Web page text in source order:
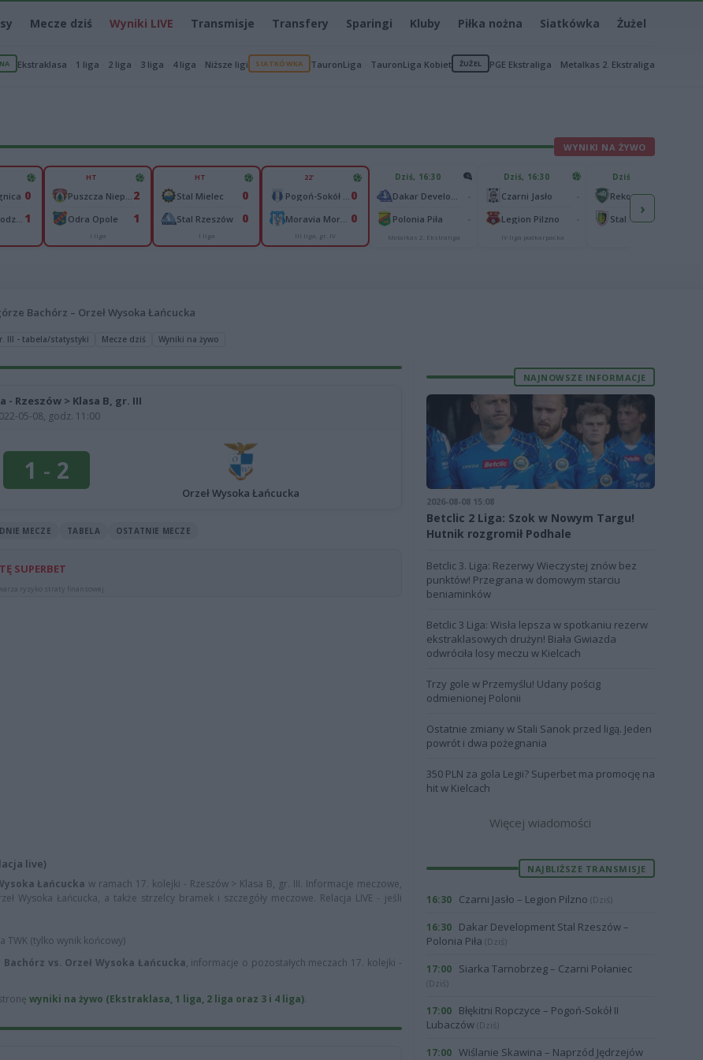
Mecze dziś Wyniki LIVE Transmisje Transfery Sparingi Kluby Piłka nożna Siatkówka Żużel
Ekstraklasa 1 liga 2 liga 3 liga 4 liga Niższe ligi SIATKÓWKA TauronLiga TauronLiga Kobiet ŻUŻEL PGE Ekstraliga Metalkas 2. Ekstraliga
WYNIKI NA ŻYWO
0
1
HT
2
Odra Opole 1
I liga
HT
Stal Mielec 0
Stal Rzeszów 0
I liga
22'
0
0
III liga, gr. IV
Dziś, 16:30
Polonia Piła
Metalkas 2. Ekstraliga
Dziś, 16:30
Czarni Jasło
Legion Pilzno
IV liga podkarpacka
Dziś, 17:00
›
Bachórz – Orzeł Wysoka Łańcucka
III - tabela/statystyki Mecze dziś Wyniki na żywo
- Rzeszów > Klasa B, gr. III
05-08, godz. 11:00
1 - 2
Orzeł Wysoka Łańcucka
MECZE TABELA OSTATNIE MECZE
SUPERBET
ryzyko straty finansowej.
live)
Łańcucka w ramach 17. kolejki - Rzeszów > Klasa B, gr. III. Informacje meczowe,
Wysoka Łańcucka, a także strzelcy bramek i szczegóły meczowe. Relacja LIVE - jeśli
TWK (tylko wynik końcowy)
Bachórz vs. Orzeł Wysoka Łańcucka, informacje o pozostałych meczach 17. kolejki -
wyniki na żywo (Ekstraklasa, 1 liga, 2 liga oraz 3 i 4 liga).
NAJNOWSZE INFORMACJE
2026-08-08 15:08
Betclic 2 Liga: Szok w Nowym Targu!
Hutnik rozgromił Podhale
Betclic 3. Liga: Rezerwy Wieczystej znów bez
punktów! Przegrana w domowym starciu
beniaminków
Betclic 3 Liga: Wisła lepsza w spotkaniu rezerw
ekstraklasowych drużyn! Biała Gwiazda
odwróciła losy meczu w Kielcach
Trzy gole w Przemyślu! Udany pościg
odmienionej Polonii
Ostatnie zmiany w Stali Sanok przed ligą. Jeden
powrót i dwa pożegnania
350 PLN za gola Legii? Superbet ma promocję na
hit w Kielcach
Więcej wiadomości
NAJBLIŻSZE TRANSMISJE
16:30 Czarni Jasło – Legion Pilzno (Dziś)
16:30
Dakar Development Stal Rzeszów –
Polonia Piła (Dziś)
17:00 Siarka Tarnobrzeg – Czarni Połaniec
(Dziś)
17:00
Błękitni Ropczyce – Pogoń-Sokół II
Lubaczów (Dziś)
17:00 Wiślanie Skawina – Naprzód Jędrzejów